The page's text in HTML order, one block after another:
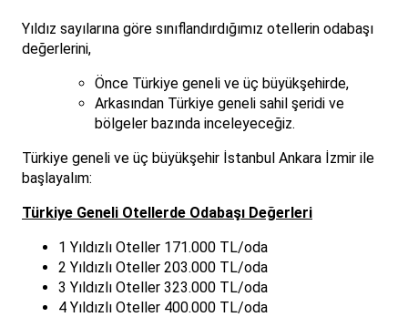
Yıldız sayılarına göre sınıflandırdığımız otellerin odabaşı
değerlerini,
Önce Türkiye geneli ve üç büyükşehirde,
Arkasından Türkiye geneli sahil şeridi ve
bölgeler bazında inceleyeceğiz.
Türkiye geneli ve üç büyükşehir İstanbul Ankara İzmir ile
başlayalım:
Türkiye Geneli Otellerde Odabaşı Değerleri
1 Yıldızlı Oteller 171.000 TL/oda
2 Yıldızlı Oteller 203.000 TL/oda
3 Yıldızlı Oteller 323.000 TL/oda
4 Yıldızlı Oteller 400.000 TL/oda